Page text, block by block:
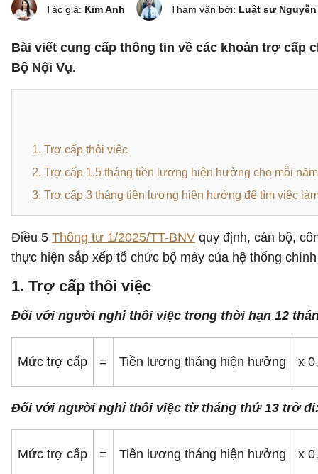
Tác giả: Kim Anh Tham vấn bởi: Luật sư
Bài viết cung cấp thông tin về các khoản trợ cấp
Bộ Nội Vụ.
1. Trợ cấp thôi việc
2. Trợ cấp 1,5 tháng tiền lương hiện hưởng cho mỗi
3. Trợ cấp 3 tháng tiền lương hiện hưởng để tìm việc
Điều 5 Thông tư 1/2025/TT-BNV quy định, cán bộ,
thực hiện sắp xếp tổ chức bộ máy của hệ thống
1. Trợ cấp thôi việc
Đối với người nghỉ thôi việc trong thời hạn 12
Mức trợ cấp = Tiền lương tháng hiện hưởng x
Đối với người nghỉ thôi việc từ tháng thứ 13 trở
Mức trợ cấp = Tiền lương tháng hiện hưởng x